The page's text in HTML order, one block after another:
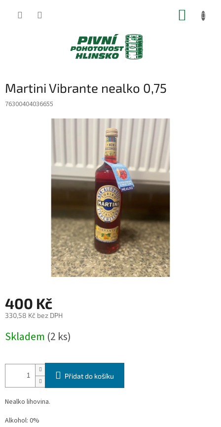
Martini Vibrante nealko 0,75
76300404036655
400 Kč
330,58 Kč bez DPH
cena:
Skladem (2 ks)
Přidat do košíku
Nealko lihovina.
Alkohol: 0%